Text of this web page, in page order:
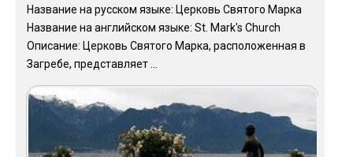
Название на русском языке: Церковь Святого Марка
Название на английском языке: St. Mark's Church
Описание: Церковь Святого Марка, расположенная в
Загребе, представляет ...